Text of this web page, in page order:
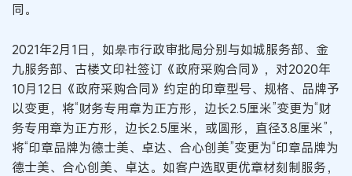
同。
2021年2月1日，如皋市行政审批局分别与如城服务部、金
九服务部、古楼文印社签订《政府采购合同》，对2020年
10月12日《政府采购合同》约定的印章型号、规格、品牌予
以变更，将“财务专用章为正方形，边长2.5厘米”变更为“财
务专用章为正方形，边长2.5厘米，或圆形，直径3.8厘米”，
将“印章品牌为德士美、卓达、合心创美”变更为“印章品牌为
德士美、合心创美、卓达。如客户选取更优章材刻制服务，